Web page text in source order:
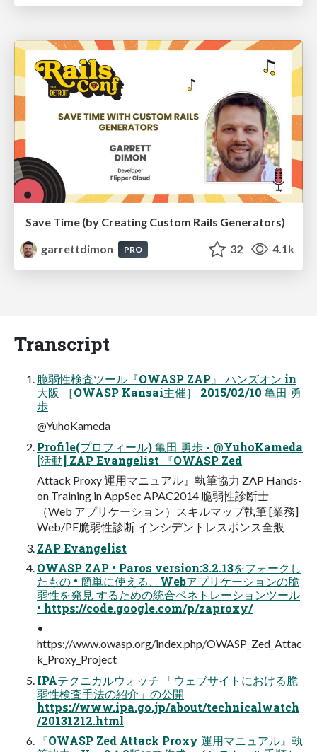
Save Time (by Creating Custom Rails Generators)
garrettdimon
PRO 32 4.1k
Transcript
脆弱性検査ツール『OWASP ZAP』 ハンズオン in
大阪 ［OWASP Kansai主催］ 2015/02/10 亀田 勇
歩
@YuhoKameda
Profile(プロフィール) 亀田 勇歩 - @YuhoKameda
[活動] ZAP Evangelist 『OWASP Zed
Attack Proxy 運用マニュアル』執筆協力 ZAP Hands-
on Training in AppSec APAC2014 脆弱性診断士
（Web アプリケーション）スキルマップ執筆 [業務]
Web/PF脆弱性診断 インシデントレスポンス全般
ZAP Evangelist
OWASP ZAP • Paros version:3.2.13をフォークし
たもの • 簡単に使える、Webアプリケーションの脆
弱性を発見 するための統合ペネトレーションツール
• https://code.google.com/p/zaproxy/
•
https://www.owasp.org/index.php/OWASP_Zed_Attac
k_Proxy_Project
IPAテクニカルウォッチ 「ウェブサイトにおける脆
弱性検査手法の紹介」の公開
https://www.ipa.go.jp/about/technicalwatch
/20131212.html
『OWASP Zed Attack Proxy 運用マニュアル』執